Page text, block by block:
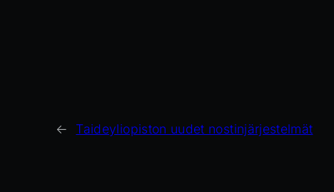
← Taideyliopiston uudet nostinjärjestelmät